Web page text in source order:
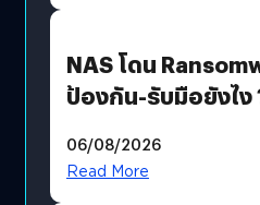
NAS โดน
ป้องกัน-รับมือยังไง
06/08/2026
Read More